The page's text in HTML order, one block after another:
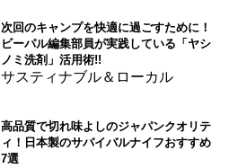
次回のキャンプを快適に過ごすために！
ビーパル編集部員が実践している「ヤシ
ノミ洗剤」活用術!!
サスティナブル＆ローカル
高品質で切れ味よしのジャパンクオリテ
ィ！日本製のサバイバルナイフおすすめ
7選